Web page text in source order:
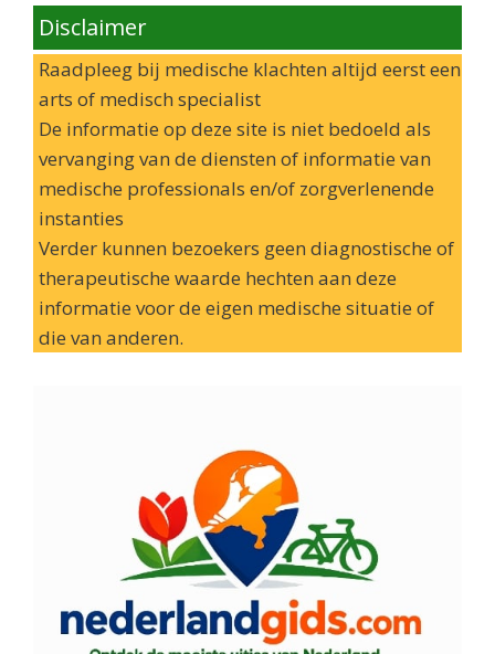
Disclaimer
Raadpleeg bij medische klachten altijd eerst een
arts of medisch specialist
De informatie op deze site is niet bedoeld als
vervanging van de diensten of informatie van
medische professionals en/of zorgverlenende
instanties
Verder kunnen bezoekers geen diagnostische of
therapeutische waarde hechten aan deze
informatie voor de eigen medische situatie of
die van anderen.